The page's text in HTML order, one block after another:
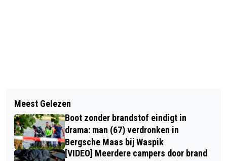
PERSOON TE WATER BUITENHAVEN
DEN BOSCH
AUTO'S IN BESLAG GENOMEN BIJ
CONTROLE IN WAALWIJK
Meest Gelezen
Boot zonder brandstof eindigt in
drama: man (67) verdronken in
Bergsche Maas bij Waspik
[VIDEO] Meerdere campers door brand